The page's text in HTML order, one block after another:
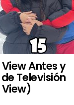
Antes y
Televisión
View)